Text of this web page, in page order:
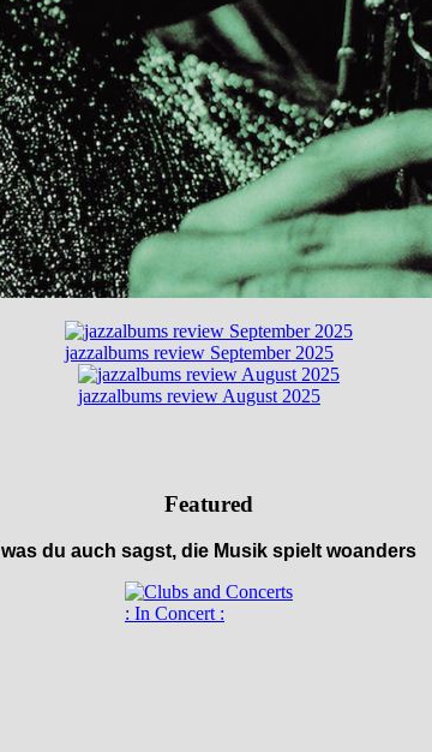
jazzalbums review September 2025
jazzalbums review August 2025
Featured
was du auch sagst, die Musik spielt woanders
: In Concert :